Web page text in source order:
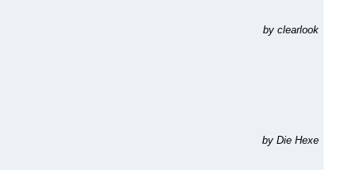
by clearlook
by Die Hexe